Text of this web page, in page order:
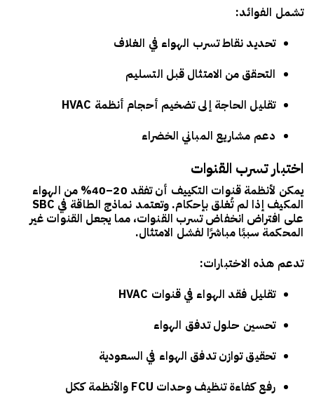
تشمل الفوائد:
تحديد نقاط تسرب الهواء في الغلاف
التحقق من الامتثال قبل التسليم
تقليل الحاجة إلى تضخيم أحجام أنظمة HVAC
دعم مشاريع المباني الخضراء
اختبار تسرب القنوات
يمكن لأنظمة قنوات التكييف أن تفقد
20–40% من الهواء
المكيف
إذا لم تُغلق بإحكام. وتعتمد نماذج الطاقة في SBC
على افتراض انخفاض تسرب القنوات، مما يجعل القنوات غير
المحكمة سببًا مباشرًا لفشل الامتثال.
تدعم هذه الاختبارات:
تقليل فقد الهواء في قنوات HVAC
تحسين حلول تدفق الهواء
تحقيق توازن تدفق الهواء في السعودية
رفع كفاءة تنظيف وحدات FCU والأنظمة ككل